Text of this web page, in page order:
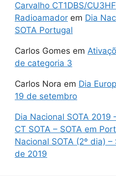
Carvalho CT1DBS/
Radioamador em Dia
SOTA Portugal
Carlos Gomes em
de categoria 3
Carlos Nora em Dia
19 de setembro
Dia Nacional SOTA 2019
CT SOTA – SOTA em
Nacional SOTA (2º dia)
de 2019